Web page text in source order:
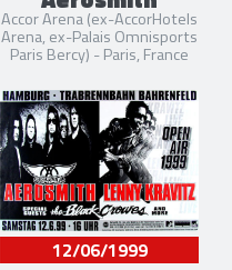
Accor Arena (ex-AccorHotels
Arena, ex-Palais Omnisports
Paris Bercy) - Paris, France
12/06/1999